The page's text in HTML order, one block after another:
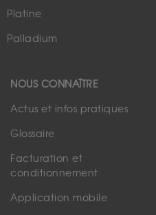
Platine
Palladium
NOUS CONNAÎTRE
Actus et infos pratiques
Glossaire
Facturation et
conditionnement
Application mobile